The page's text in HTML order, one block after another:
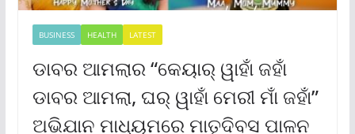
BUSINESS HEALTH LATEST
ଡାବର ଆମଲାର “କେୟାର୍ ୱାହାଁ ଜହାଁ
ଡାବର ଆମଲା, ଘର୍ ୱାହାଁ ମେରୀ ମାଁ ଜହାଁ”
ଅଭିଯାନ ମାଧ୍ୟମରେ ମାତୃଦିବସ ପାଳନ